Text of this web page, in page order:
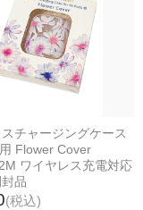
チャージングケース
Flower Cover
ワイヤレス充電対応
品
(税込)